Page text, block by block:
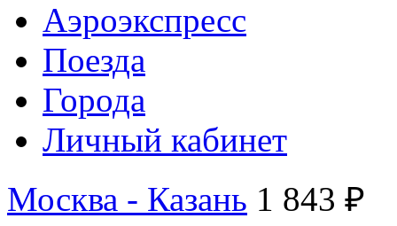
Аэроэкспресс
Поезда
Города
Личный кабинет
Москва - Казань 1 843 ₽